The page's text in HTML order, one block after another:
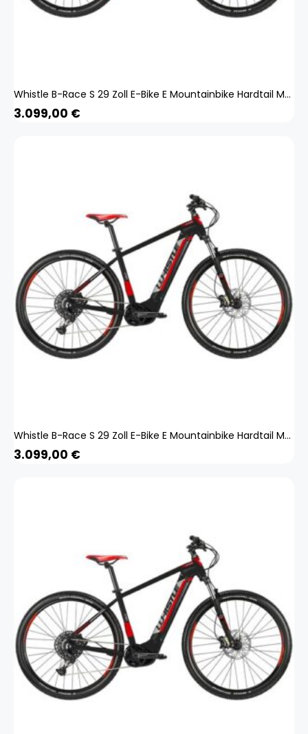
Whistle B-Race S 29 Zoll E-Bike E Mountainbike Hardtail MTB Bosch Pedelec SRAM
3.099,00 €
Whistle B-Race S 29 Zoll E-Bike E Mountainbike Hardtail MTB Bosch Pedelec SRAM
3.099,00 €